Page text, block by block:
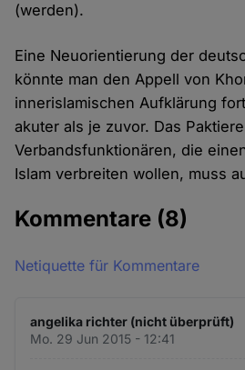
(werden).
Eine Neuorientierung der
könnte man den Appell von
innerislamischen Aufklärung
akuter als je zuvor. Das
Verbandsfunktionären, die
Islam verbreiten wollen, muss
Kommentare (8)
Netiquette für Kommentare
angelika richter (nicht überprüft)
Mo. 29 Jun 2015 - 12:41